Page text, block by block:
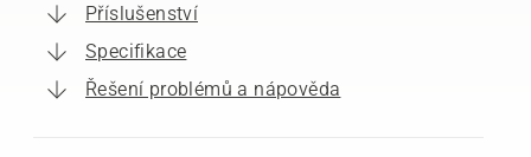
Příslušenství
Specifikace
Řešení problémů a nápověda